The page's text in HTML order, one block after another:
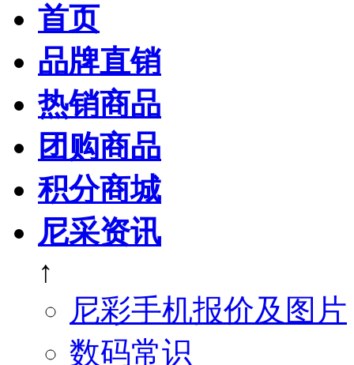
首页
品牌直销
热销商品
团购商品
积分商城
尼采资讯
↑
尼彩手机报价及图片
数码常识